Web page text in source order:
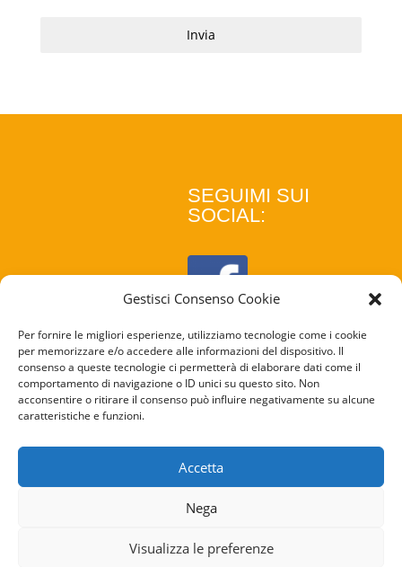
Gestisci Consenso Cookie
Per fornire le migliori esperienze, utilizziamo tecnologie come i cookie
per memorizzare e/o accedere alle informazioni del dispositivo. Il
consenso a queste tecnologie ci permetterà di elaborare dati come il
comportamento di navigazione o ID unici su questo sito. Non
acconsentire o ritirare il consenso può influire negativamente su alcune
caratteristiche e funzioni.
Accetta
Nega
Visualizza le preferenze
Invia
SEGUIMI SUI
SOCIAL:
COOKIE
POLICY
PRIVACY